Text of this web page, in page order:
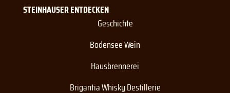
STEINHAUSER ENTDECKEN
Geschichte
Bodensee Wein
Hausbrennerei
Brigantia Whisky Destillerie